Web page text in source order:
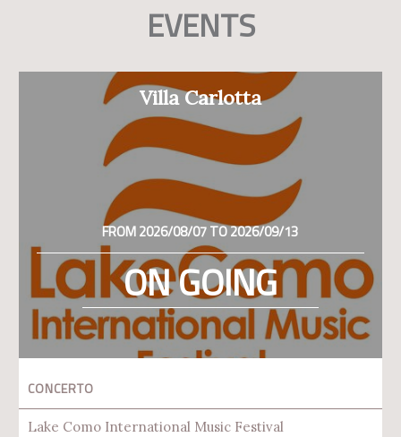
EVENTS
Villa Carlotta
FROM 2026/08/07 TO 2026/09/13
ON GOING
CONCERTO
Lake Como International Music Festival